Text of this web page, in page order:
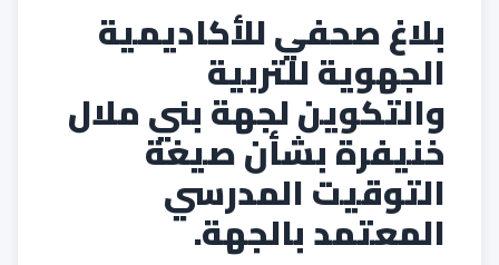
بلاغ صحفي للأكاديمية
الجهوية للتربية
والتكوين لجهة بني ملال
خنيفرة بشأن صيغة
التوقيت المدرسي
المعتمد بالجهة.